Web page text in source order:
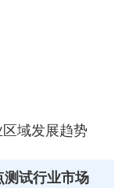
域发展趋势
测试行业市场